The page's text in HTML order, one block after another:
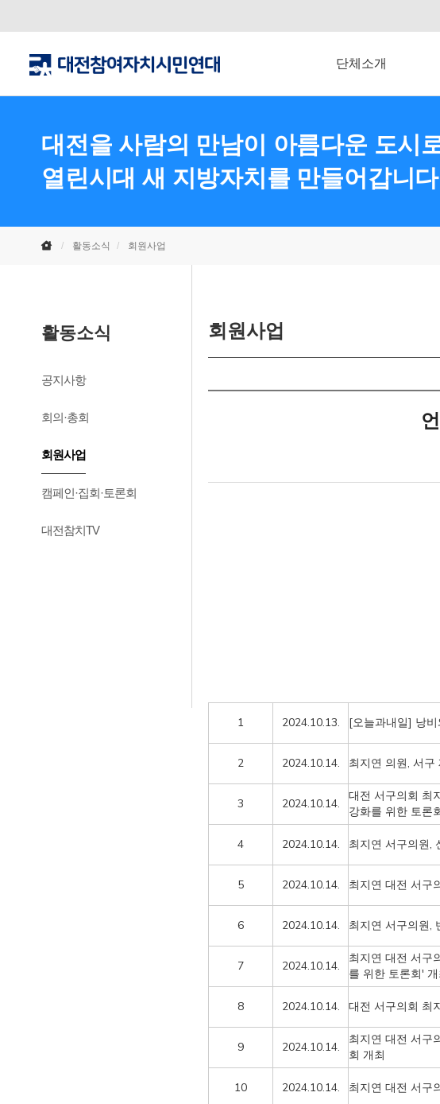
단체소개
대전을 사람의 만남이 아름다운 도시
열린시대 새 지방자치를 만들어갑니
활동소식 회원사업
활동소식
공지사항
회의·총회
회원사업
캠페인·집회·토론회
대전참치TV
회원사업
1 2024.10.13. [오늘과내일] 낭
2 2024.10.14. 최지연 의원, 서
3 2024.10.14.
대전 서구의회 최
강화를 위한 토론
4 2024.10.14. 최지연 서구의원,
5 2024.10.14. 최지연 대전 서구
6 2024.10.14. 최지연 서구의원,
7 2024.10.14.
최지연 대전 서구
를 위한 토론회' 개
8 2024.10.14. 대전 서구의회 최
9 2024.10.14.
최지연 대전 서구
회 개최
10 2024.10.14. 최지연 대전 서구